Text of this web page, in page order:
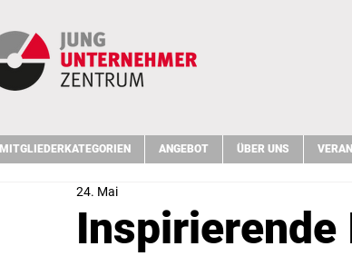
MITGLIEDERKATEGORIEN ANGEBOT ÜBER UNS
24. Mai